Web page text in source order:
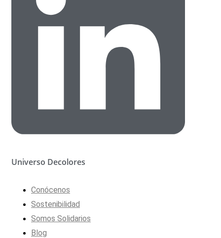
Universo Decolores
Conócenos
Sostenibilidad
Somos Solidarios
Blog